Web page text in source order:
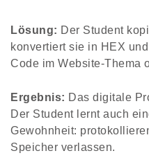
Lösung: Der Student
konvertiert sie in HEX
Code im Website-Thema
Ergebnis: Das digitale
Der Student lernt auch
Gewohnheit:
Speicher verlassen.